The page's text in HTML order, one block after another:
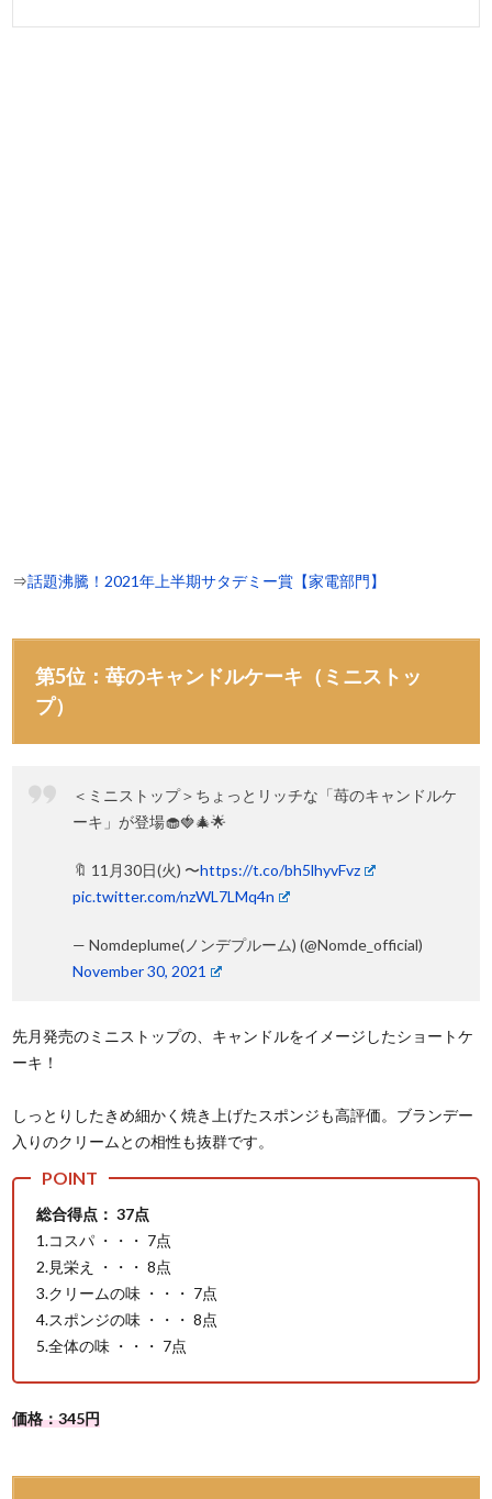
⇒話題沸騰！2021年上半期サタデミー賞【家電部門】
第5位：苺のキャンドルケーキ（ミニストッ
プ）
＜ミニストップ＞ちょっとリッチな「苺のキャンドルケ
ーキ」が登場🧁🍓🎄🌟
🔖 11月30日(火) 〜https://t.co/bh5lhyvFvz
pic.twitter.com/nzWL7LMq4n
— Nomdeplume(ノンデプルーム) (@Nomde_official)
November 30, 2021
先月発売のミニストップの、キャンドルをイメージしたショートケ
ーキ！
しっとりしたきめ細かく焼き上げたスポンジも高評価。ブランデー
入りのクリームとの相性も抜群です。
総合得点： 37点
1.コスパ ・・・ 7点
2.見栄え ・・・ 8点
3.クリームの味 ・・・ 7点
4.スポンジの味 ・・・ 8点
5.全体の味 ・・・ 7点
価格：345円